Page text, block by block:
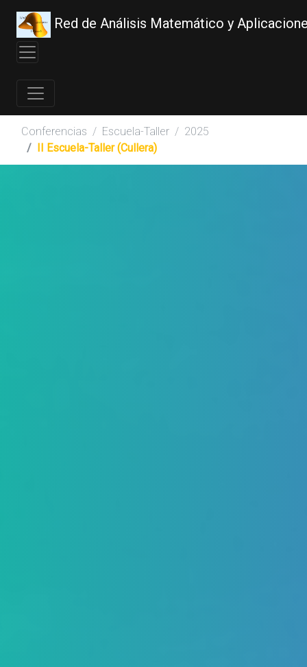
Red de Análisis Matemático y
Conferencias Escuela-Taller
2025
II Escuela-Taller (Cullera)